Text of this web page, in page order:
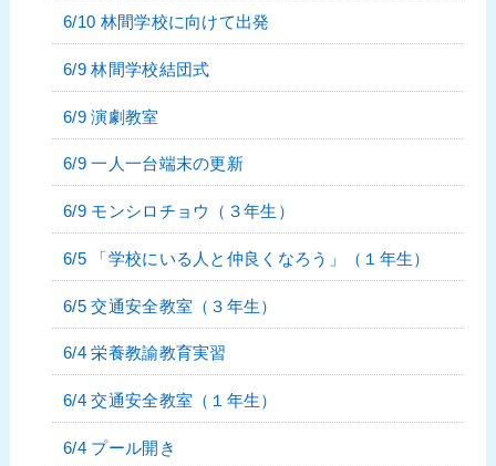
6/10 林間学校に向けて出発
6/9 林間学校結団式
6/9 演劇教室
6/9 一人一台端末の更新
6/9 モンシロチョウ（３年生）
6/5 「学校にいる人と仲良くなろう」（１年生）
6/5 交通安全教室（３年生）
6/4 栄養教諭教育実習
6/4 交通安全教室（１年生）
6/4 プール開き